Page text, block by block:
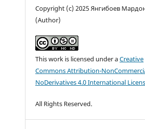
Copyright (c) 2025 Янгибоев
(Author)
This work is licensed under aCreative
Commons Attribution-
NoDerivatives 4.0 International
All Rights Reserved.